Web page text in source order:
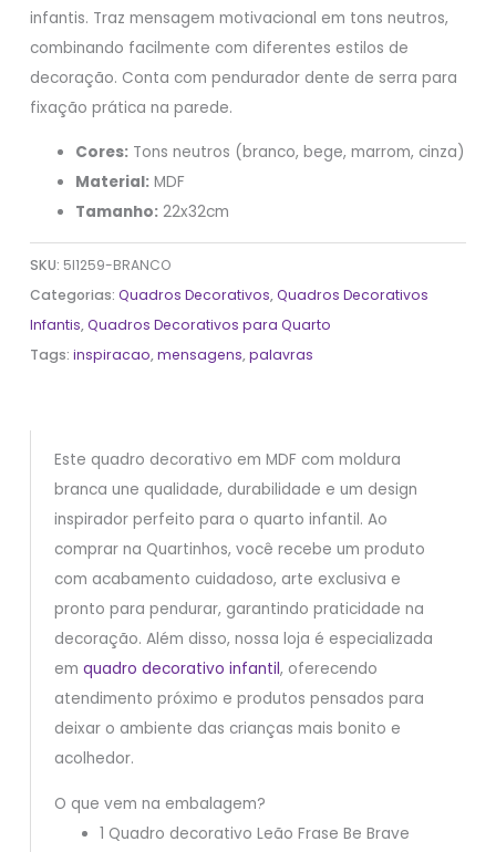
infantis. Traz mensagem motivacional em tons neutros,
combinando facilmente com diferentes estilos de
decoração. Conta com pendurador dente de serra para
fixação prática na parede.
Cores: Tons neutros (branco, bege, marrom, cinza)
Material: MDF
Tamanho: 22x32cm
SKU: 5I1259-BRANCO
Categorias:Quadros Decorativos,Quadros Decorativos
Infantis,Quadros Decorativos para Quarto
Tags:inspiracao,mensagens,palavras
Este quadro decorativo em MDF com moldura
branca une qualidade, durabilidade e um design
inspirador perfeito para o quarto infantil. Ao
comprar na Quartinhos, você recebe um produto
com acabamento cuidadoso, arte exclusiva e
pronto para pendurar, garantindo praticidade na
decoração. Além disso, nossa loja é especializada
em quadro decorativo infantil, oferecendo
atendimento próximo e produtos pensados para
deixar o ambiente das crianças mais bonito e
acolhedor.
O que vem na embalagem?
1 Quadro decorativo Leão Frase Be Brave